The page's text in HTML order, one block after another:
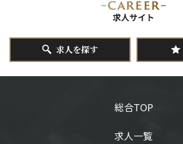
求人を探す
総合TOP
求人一覧